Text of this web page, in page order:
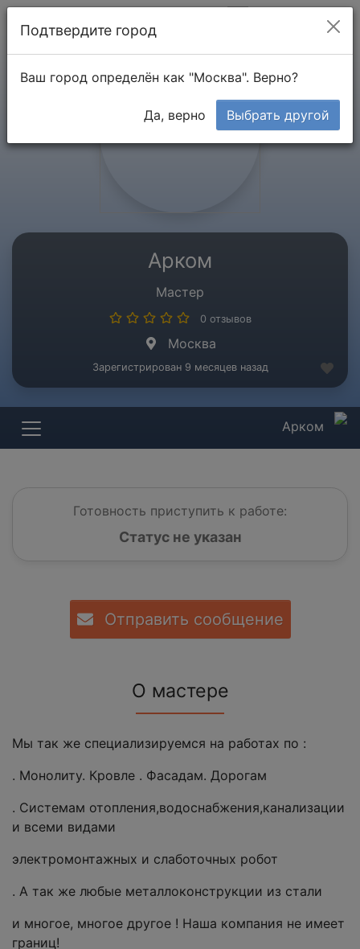
Арком
Мастер
0 отзывов
Москва
Зарегистрирован 9 месяцев назад
Арком
Готовность приступить к работе:
Статус не указан
Отправить сообщение
О мастере
Мы так же специализируемся на работах по :
. Монолиту. Кровле . Фасадам. Дорогам
. Системам отопления,водоснабжения,канализации
и всеми видами
электромонтажных и слаботочных робот
. А так же любые металлоконструкции из стали
и многое, многое другое ! Наша компания не имеет
границ!
Подтвердите город
Ваш город определён как "Москва". Верно?
Да, верно Выбрать другой